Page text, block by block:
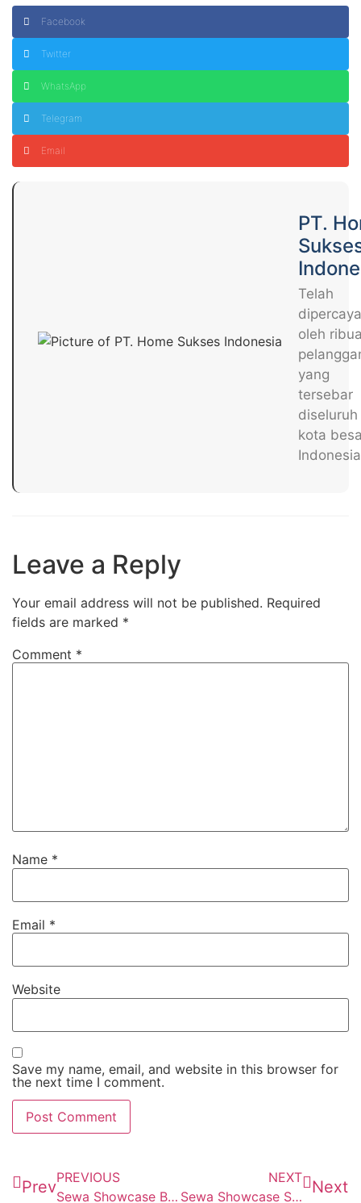
Facebook
Twitter
WhatsApp
Telegram
Email
PT.
Telah
dipercaya
oleh
yang
tersebar
diseluruh
kota
Leave a Reply
Your email address will not be published. Required
fields are marked *
Comment *
Name *
Email *
Website
Save my name, email, and website in this browser for
the next time I comment.
PrevPREVIOUS
Sewa Showcase Banjar
NEXT
Sewa Showcase Sukabumi
Next